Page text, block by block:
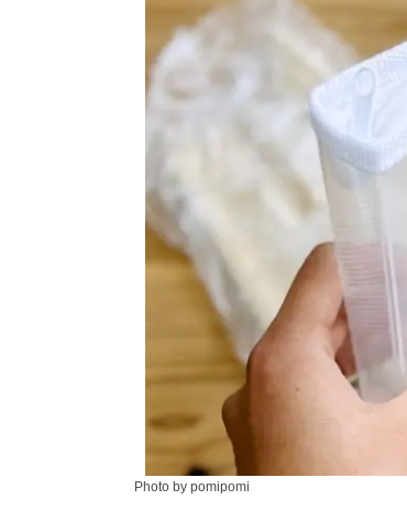
Photo by pomipomi